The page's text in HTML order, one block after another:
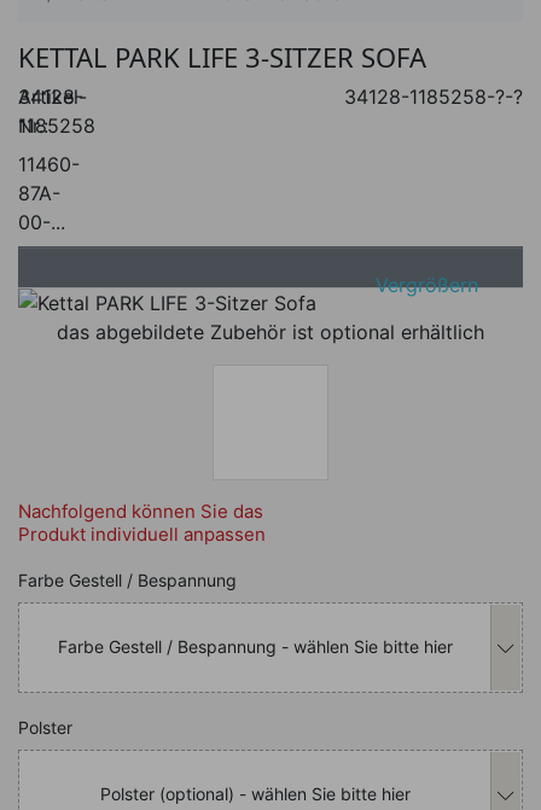
KETTAL PARK LIFE 3-SITZER SOFA
Artikel-
Nr.:
11460-
87A-
00-...
34128-
1185258
34128-1185258-?-?
Vergrößern
das abgebildete Zubehör ist optional erhältlich
Nachfolgend können Sie das
Produkt individuell anpassen
Nachfolgend können Sie das
Farbe Gestell / Bespannung
Farbe Gestell / Bespannung - wählen Sie bitte hier
Nachfolgend können Sie das
Polster
Polster (optional) - wählen Sie bitte hier